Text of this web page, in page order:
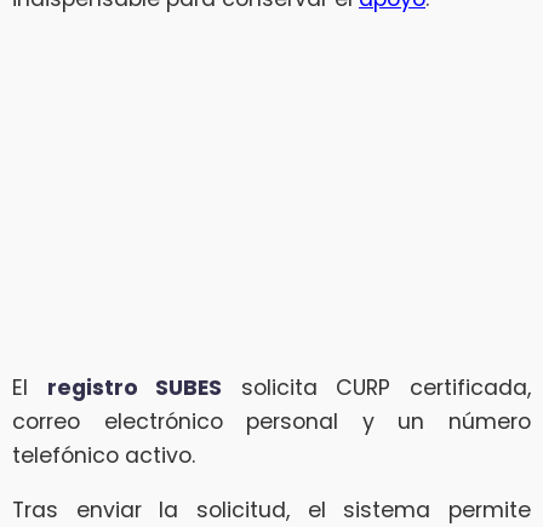
El registro SUBES solicita CURP certificada,
correo electrónico personal y un número
telefónico activo.
Tras enviar la solicitud, el sistema permite